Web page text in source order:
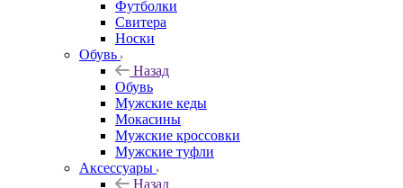
Футболки
Свитера
Носки
Обувь
Назад
Обувь
Мужские кеды
Мокасины
Мужские кроссовки
Мужские туфли
Аксессуары
Назад